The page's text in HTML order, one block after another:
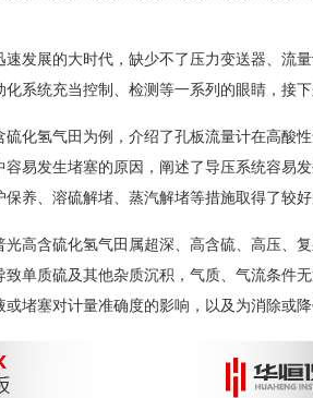
展的大时代，缺少不了压力变送器、流量
化系统充当控制、检测等一系列的眼睛，接
氢气田为例，介绍了孔板流量计在高酸性
容易发生堵塞的原因，阐述了导压系统容易
养、溶硫解堵、蒸汽解堵等措施取得了较好
含硫化氢气田属超深、高含硫、高压、复
致单质硫及其他杂质沉积，气质、气流条件
堵塞对计量准确度的影响，以及为消除或降